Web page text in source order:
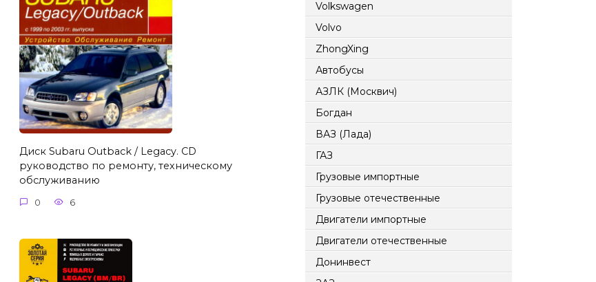
Диск Subaru Outback / Legacy. CD
руководство по ремонту, техническому
обслуживанию
0 6
Volkswagen
Volvo
ZhongXing
Автобусы
АЗЛК (Москвич)
Богдан
ВАЗ (Лада)
ГАЗ
Грузовые импортные
Грузовые отечественные
Двигатели импортные
Двигатели отечественные
Донинвест